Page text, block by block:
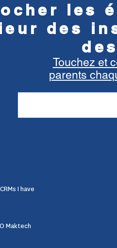
les
des
Touchez et
parents
I have
Maktech